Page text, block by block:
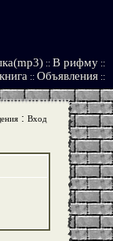
:: В рифму ::
:: Объявления ::
: Вход